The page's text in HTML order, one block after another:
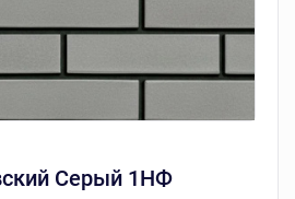
Серый 1НФ